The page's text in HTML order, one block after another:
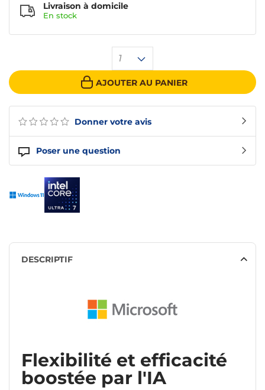
Donner votre avis
Poser une question
1
AJOUTER AU PANIER
Livraison à domicile
En stock
DESCRIPTIF
Flexibilité et efficacité
boostée par l'IA